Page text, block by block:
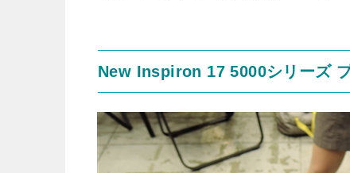
New Inspiron 17 5000シリーズ